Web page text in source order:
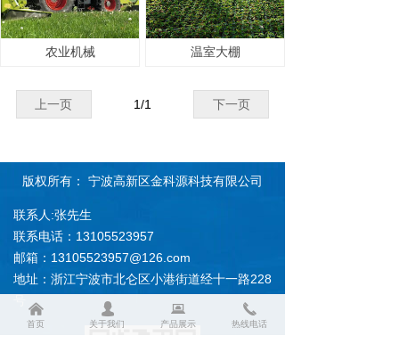
农业机械 温室大棚
上一页 下一页
1/1
联系人:张先生
联系电话：13105523957
邮箱：13105523957@126.com
地址：浙江宁波市北仑区小港街道经十一路228
版权所有： 宁波高新区金科源科技有限公司
낀
首页
넙
关于我们
뀵
产品展示
끅
热线电话